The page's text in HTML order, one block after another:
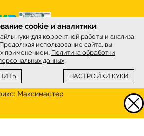
© 2026
Максимастер
cookie и аналитики
куки для корректной работы и анализа
использование сайта, вы
применением. Политика обработки
данных
НАСТРОЙКИ КУКИ